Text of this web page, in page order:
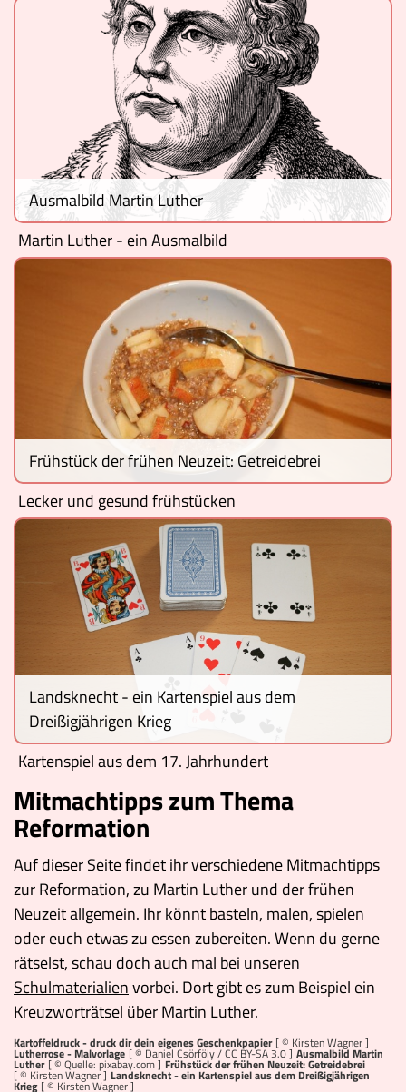
Ausmalbild Martin Luther
Martin Luther - ein Ausmalbild
Frühstück der frühen Neuzeit: Getreidebrei
Lecker und gesund frühstücken
Landsknecht - ein Kartenspiel aus dem
Dreißigjährigen Krieg
Kartenspiel aus dem 17. Jahrhundert
Mitmachtipps zum Thema
Reformation
Auf dieser Seite findet ihr verschiedene Mitmachtipps
zur Reformation, zu Martin Luther und der frühen
Neuzeit allgemein. Ihr könnt basteln, malen, spielen
oder euch etwas zu essen zubereiten. Wenn du gerne
rätselst, schau doch auch mal bei unseren
Schulmaterialienvorbei. Dort gibt es zum Beispiel ein
Kreuzworträtsel über Martin Luther.
Kartoffeldruck - druck dir dein eigenes Geschenkpapier [ © Kirsten Wagner ]
Lutherrose - Malvorlage [ © Daniel Csörföly/CC BY-SA 3.0] Ausmalbild Martin
Luther [ © Quelle: pixabay.com ] Frühstück der frühen Neuzeit: Getreidebrei
[ © Kirsten Wagner ] Landsknecht - ein Kartenspiel aus dem Dreißigjährigen
Krieg [ © Kirsten Wagner ]